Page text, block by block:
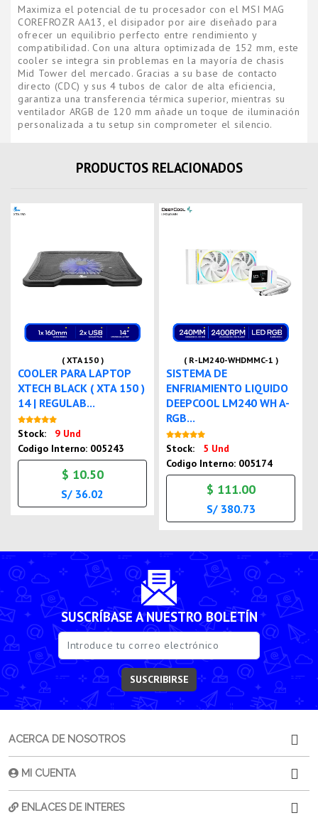
Maximiza el potencial de tu procesador con el MSI MAG
COREFROZR AA13, el disipador por aire diseñado para
ofrecer un equilibrio perfecto entre rendimiento y
compatibilidad. Con una altura optimizada de 152 mm, este
cooler se integra sin problemas en la mayoría de chasis
Mid Tower del mercado. Gracias a su base de contacto
directo (CDC) y sus 4 tubos de calor de alta eficiencia,
garantiza una transferencia térmica superior, mientras su
ventilador ARGB de 120 mm añade un toque de iluminación
personalizada a tu setup sin comprometer el silencio.
PRODUCTOS RELACIONADOS
( XTA 150 )
COOLER PARA LAPTOP
XTECH BLACK ( XTA 150 )
14 | REGULAB...
Stock:
9 Und
Codigo Interno: 005243
$ 10.50
S/ 36.02
( R-LM240-WHDMMC-1 )
SISTEMA DE
ENFRIAMIENTO LIQUIDO
DEEPCOOL LM240 WH A-
RGB...
Stock:
5 Und
Codigo Interno: 005174
$ 111.00
S/ 380.73
SUSCRÍBASE A NUESTRO BOLETÍN
SUSCRIBIRSE
ACERCA DE NOSOTROS
MI CUENTA
ENLACES DE INTERES